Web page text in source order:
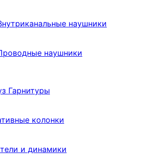
наушники
наушники
Гарнитуры
колонки
и динамики